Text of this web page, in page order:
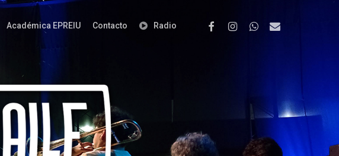
Académica EPREIU Contacto Radio FacebookInstagramWhatsapp
Email